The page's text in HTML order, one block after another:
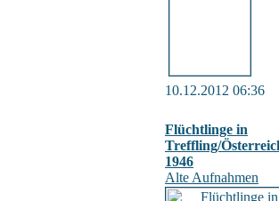
10.12.2012 06:36
Flüchtlinge in
Treffling/
1946
Alte Aufnahmen